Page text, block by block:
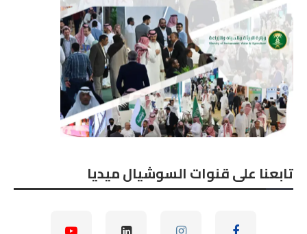
تابعنا على قنوات السوشيال ميديا